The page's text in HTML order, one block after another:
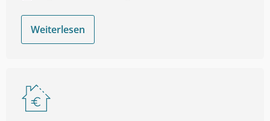
Weiterlesen